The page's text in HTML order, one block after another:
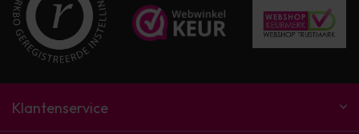
Klantenservice